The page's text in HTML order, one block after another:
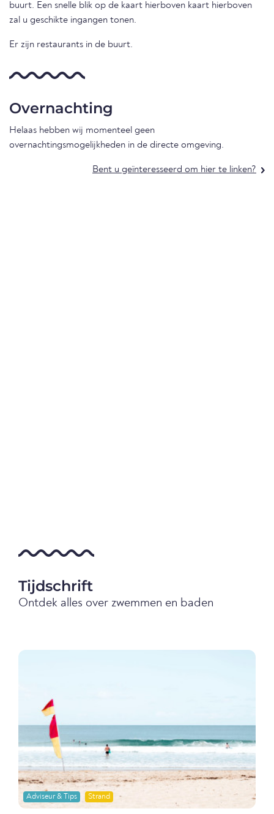
buurt. Een snelle blik op de kaart hierboven kaart hierboven
zal u geschikte ingangen tonen.
Er zijn restaurants in de buurt.
Overnachting
Helaas hebben wij momenteel geen
overnachtingsmogelijkheden in de directe omgeving.
Bent u geïnteresseerd om hier te linken?
Tijdschrift
Ontdek alles over zwemmen en baden
Adviseur & Tips Strand